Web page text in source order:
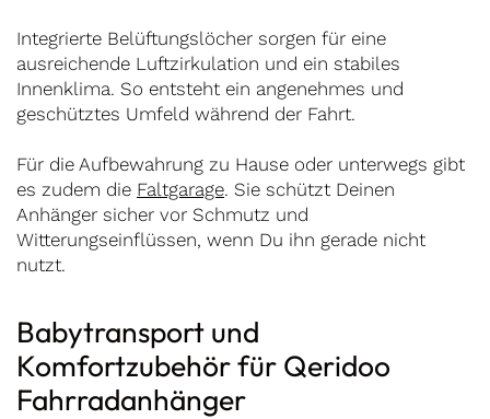
Integrierte Belüftungslöcher sorgen für eine
ausreichende Luftzirkulation und ein stabiles
Innenklima. So entsteht ein angenehmes und
geschütztes Umfeld während der Fahrt.
Für die Aufbewahrung zu Hause oder unterwegs gibt
es zudem die Faltgarage. Sie schützt Deinen
Anhänger sicher vor Schmutz und
Witterungseinflüssen, wenn Du ihn gerade nicht
nutzt.
Babytransport und
Komfortzubehör für Qeridoo
Fahrradanhänger